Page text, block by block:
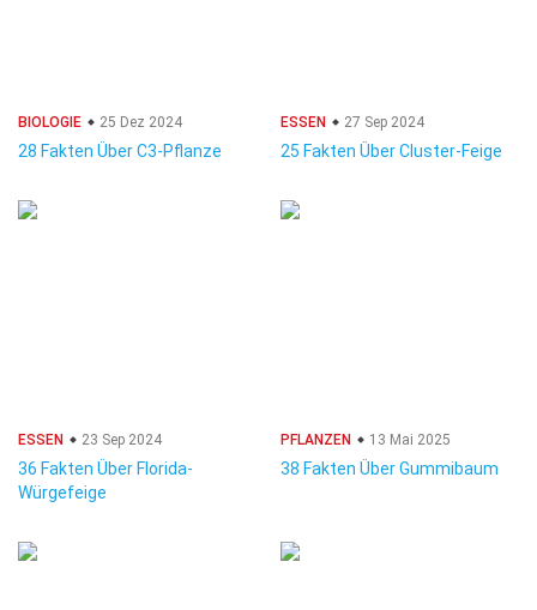
BIOLOGIE 25 Dez 2024
28 Fakten Über C3-Pflanze
ESSEN 27 Sep 2024
25 Fakten Über Cluster-Feige
ESSEN 23 Sep 2024
36 Fakten Über Florida-
Würgefeige
PFLANZEN 13 Mai 2025
38 Fakten Über Gummibaum